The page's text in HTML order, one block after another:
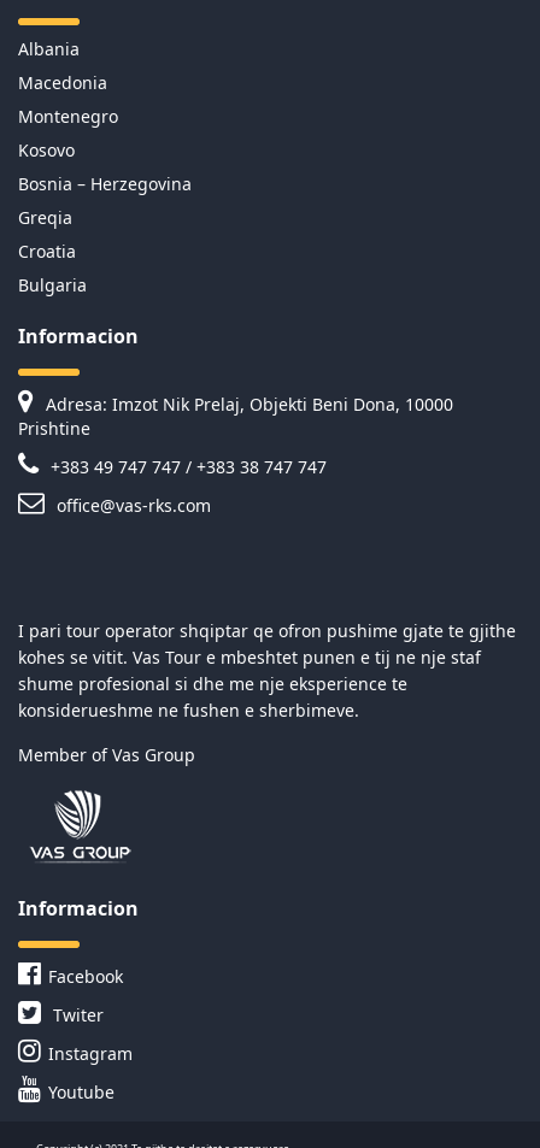
Albania
Macedonia
Montenegro
Kosovo
Bosnia – Herzegovina
Greqia
Croatia
Bulgaria
Informacion
Adresa: Imzot Nik Prelaj, Objekti Beni Dona, 10000
Prishtine
+383 49 747 747 / +383 38 747 747
office@vas-rks.com
I pari tour operator shqiptar qe ofron pushime gjate te gjithe
kohes se vitit. Vas Tour e mbeshtet punen e tij ne nje staf
shume profesional si dhe me nje eksperience te
konsiderueshme ne fushen e sherbimeve.
Member of Vas Group
Informacion
Facebook
Twiter
Instagram
Youtube